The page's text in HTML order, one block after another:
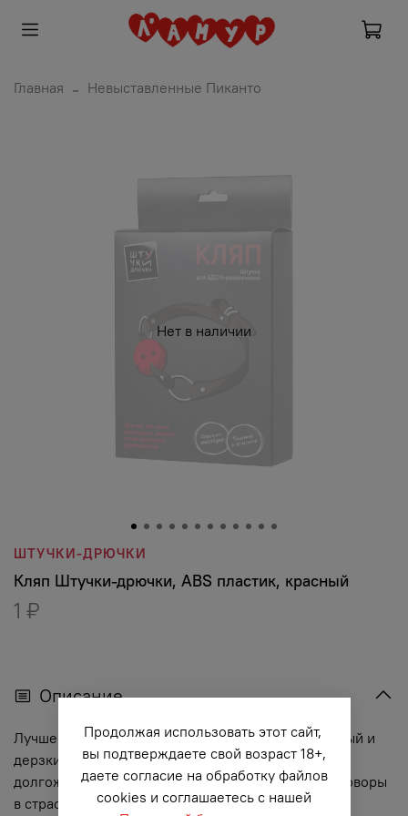
Главная Невыставленные Пиканто
Нет в наличии
ШТУЧКИ-ДРЮЧКИ
Кляп Штучки-дрючки, ABS пластик, красный
1 ₽
Описание
Лучшее средство от болтовни в постели – стильный и
дерзкий кляп «Штучки-Дрючки». Он создаст
долгожданную тишину в спальне, превратив разговоры
в страстное постанывание. А еще он прекрасно
Продолжая использовать этот сайт,
вы подтверждаете свой возраст 18+,
даете согласие на обработку файлов
cookies и соглашаетесь с нашей